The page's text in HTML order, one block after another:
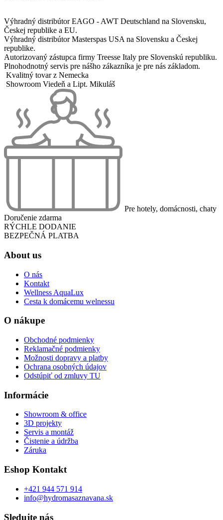
Výhradný distribútor EAGO - AWT Deutschland na Slovensku,
Českej republike a EU.
Výhradný distribútor Masterspas USA na Slovensku a Českej
republike.
Autorizovaný zástupca firmy Treesse Italy pre Slovenskú republiku.
Plnohodnotný servis pre nášho zákazníka je pre nás základom.
Kvalitný tovar z Nemecka
Showroom Viedeň a Lipt. Mikuláš
Pre hotely, domácnosti, chaty
Doručenie zdarma
RÝCHLE DODANIE
BEZPEČNÁ PLATBA
About us
O nás
Kontakt
Wellness AquaLux
Cesta k domácemu welnessu
O nákupe
Obchodné podmienky
Reklamačné podmienky
Možnosti dopravy a platby
Ochrana osobných údajov
Odstúpiť od zmluvy TU
Informácie
Showroom & office
3D projekty
Servis a montáž
Čistenie a údržba
Záruka
Eshop Kontakt
+421 944 571 914
info@hydromasaznavana.sk
Sledujte nás